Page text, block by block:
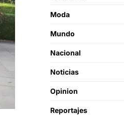
Moda
Mundo
Nacional
Noticias
Opinion
Reportajes